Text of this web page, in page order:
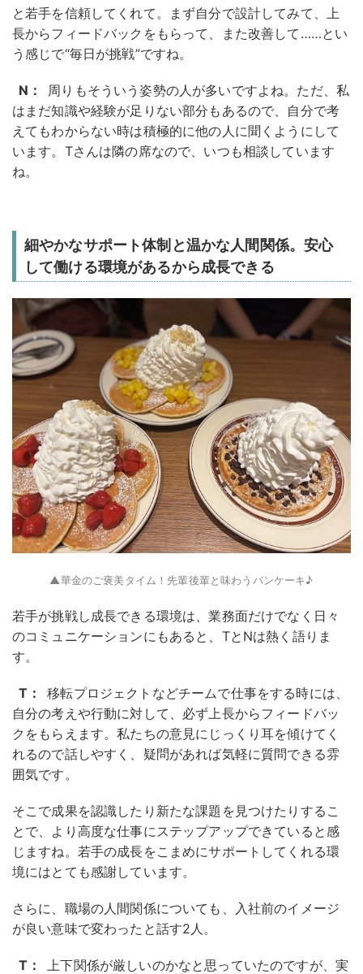
と若手を信頼してくれて。まず自分で設計してみて、上
長からフィードバックをもらって、また改善して……とい
う感じで“毎日が挑戦”ですね。
N：
周りもそういう姿勢の人が多いですよね。ただ、私
はまだ知識や経験が足りない部分もあるので、自分で考
えてもわからない時は積極的に他の人に聞くようにして
います。Tさんは隣の席なので、いつも相談しています
ね。
細やかなサポート体制と温かな人間関係。安心
して働ける環境があるから成長できる
▲華金のご褒美タイム！先輩後輩と味わうパンケーキ♪
若手が挑戦し成長できる環境は、業務面だけでなく日々
のコミュニケーションにもあると、TとNは熱く語りま
す。
T：
移転プロジェクトなどチームで仕事をする時には、
自分の考えや行動に対して、必ず上長からフィードバッ
クをもらえます。私たちの意見にじっくり耳を傾けてく
れるので話しやすく、疑問があれば気軽に質問できる雰
囲気です。
そこで成果を認識したり新たな課題を見つけたりするこ
とで、より高度な仕事にステップアップできていると感
じますね。若手の成長をこまめにサポートしてくれる環
境にはとても感謝しています。
さらに、職場の人間関係についても、入社前のイメージ
が良い意味で変わったと話す2人。
T：
上下関係が厳しいのかなと思っていたのですが、実